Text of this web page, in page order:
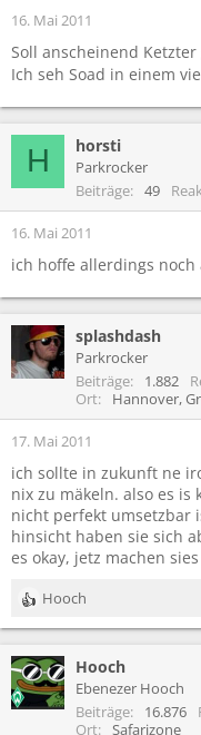
16. Mai 2011
Soll anscheinend
Ich seh Soad in einem
H horsti
Parkrocker
Beiträge
49
16. Mai 2011
ich hoffe allerdings noch
splashdash
Parkrocker
Beiträge
1.882
Ort
Hannover,
17. Mai 2011
ich sollte in zukunft ne
nix zu mäkeln. also es is
nicht perfekt umsetzbar
hinsicht haben sie sich
es okay, jetz machen
R
e
k
t
i
Hooch
Hooch
Ebenezer Hooch
Beiträge
16.876
Ort
Safarizone